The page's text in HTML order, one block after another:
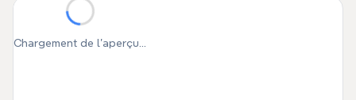
Chargement de l'aperçu...